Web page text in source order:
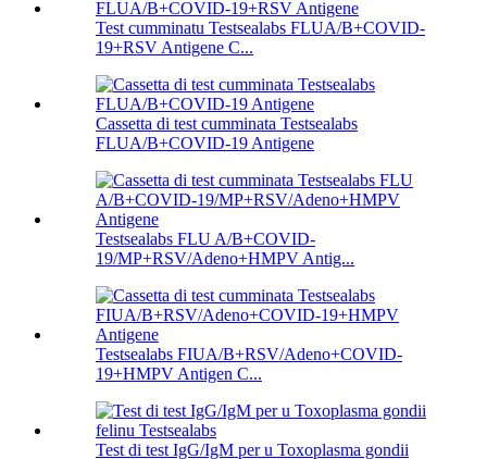
Test cumminatu Testsealabs FLUA/B+COVID-
19+RSV Antigene C...
Cassetta di test cumminata Testsealabs
FLUA/B+COVID-19 Antigene
Testsealabs FLU A/B+COVID-
19/MP+RSV/Adeno+HMPV Antig...
Testsealabs FIUA/B+RSV/Adeno+COVID-
19+HMPV Antigen C...
Test di test IgG/IgM per u Toxoplasma gondii